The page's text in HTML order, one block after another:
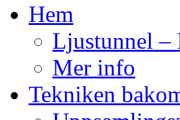
Hem
Ljustunnel –
Mer info
Tekniken